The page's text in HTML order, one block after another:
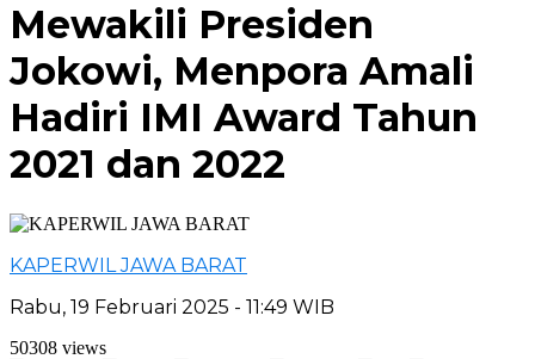
Mewakili Presiden
Jokowi, Menpora Amali
Hadiri IMI Award Tahun
2021 dan 2022
KAPERWIL JAWA BARAT
Rabu, 19 Februari 2025 - 11:49 WIB
50308 views